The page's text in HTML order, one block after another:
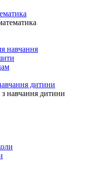
навчання
дитини
з навчання дитини